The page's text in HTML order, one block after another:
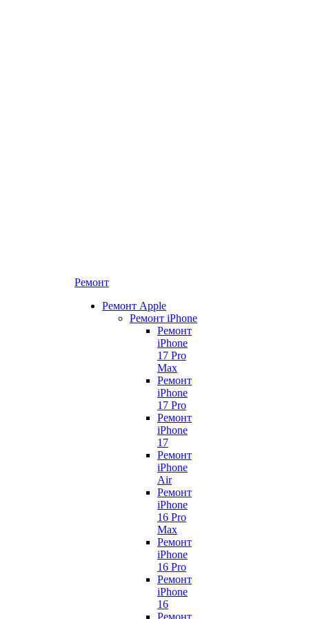
Ремонт
Ремонт Apple
Ремонт iPhone
Ремонт
iPhone
17 Pro
Max
Ремонт
iPhone
17 Pro
Ремонт
iPhone
17
Ремонт
iPhone
Air
Ремонт
iPhone
16 Pro
Max
Ремонт
iPhone
16 Pro
Ремонт
iPhone
16
Ремонт